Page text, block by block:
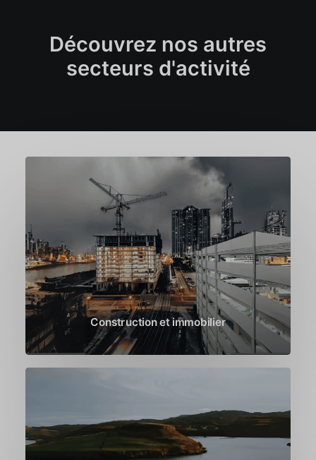
Découvrez nos autres
secteurs d'activité
Construction et immobilier